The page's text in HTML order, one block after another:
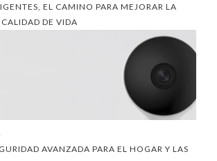
EL CAMINO PARA MEJORAR LA
DE VIDA
AVANZADA PARA EL HOGAR Y LAS